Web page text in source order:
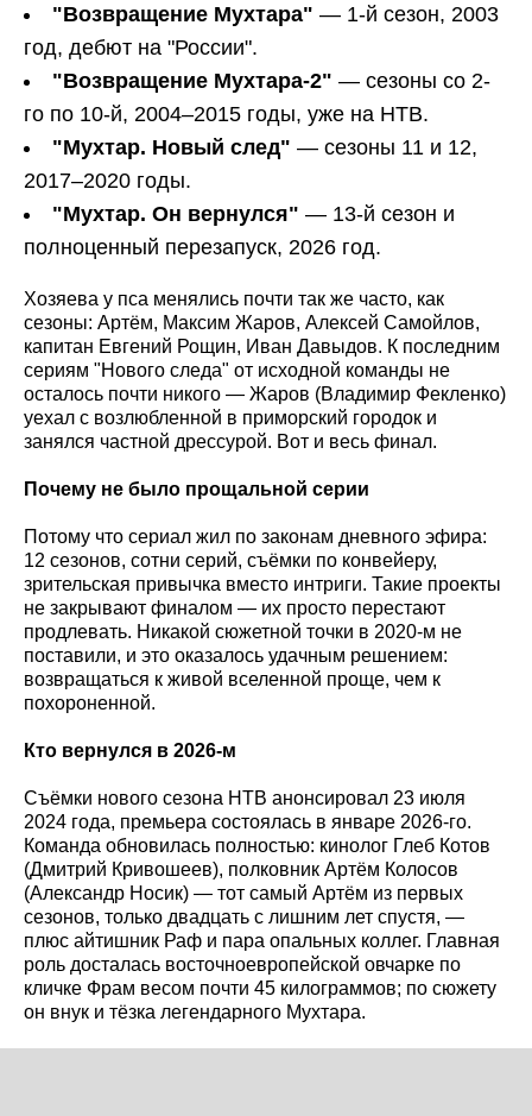
"Возвращение Мухтара" — 1-й сезон, 2003
год, дебют на "России".
"Возвращение Мухтара-2" — сезоны со 2-
го по 10-й, 2004–2015 годы, уже на НТВ.
"Мухтар. Новый след" — сезоны 11 и 12,
2017–2020 годы.
"Мухтар. Он вернулся" — 13-й сезон и
полноценный перезапуск, 2026 год.
Хозяева у пса менялись почти так же часто, как
сезоны: Артём, Максим Жаров, Алексей Самойлов,
капитан Евгений Рощин, Иван Давыдов. К последним
сериям "Нового следа" от исходной команды не
осталось почти никого — Жаров (Владимир Фекленко)
уехал с возлюбленной в приморский городок и
занялся частной дрессурой. Вот и весь финал.
Почему не было прощальной серии
Потому что сериал жил по законам дневного эфира:
12 сезонов, сотни серий, съёмки по конвейеру,
зрительская привычка вместо интриги. Такие проекты
не закрывают финалом — их просто перестают
продлевать. Никакой сюжетной точки в 2020-м не
поставили, и это оказалось удачным решением:
возвращаться к живой вселенной проще, чем к
похороненной.
Кто вернулся в 2026-м
Съёмки нового сезона НТВ анонсировал 23 июля
2024 года, премьера состоялась в январе 2026-го.
Команда обновилась полностью: кинолог Глеб Котов
(Дмитрий Кривошеев), полковник Артём Колосов
(Александр Носик) — тот самый Артём из первых
сезонов, только двадцать с лишним лет спустя, —
плюс айтишник Раф и пара опальных коллег. Главная
роль досталась восточноевропейской овчарке по
кличке Фрам весом почти 45 килограммов; по сюжету
он внук и тёзка легендарного Мухтара.